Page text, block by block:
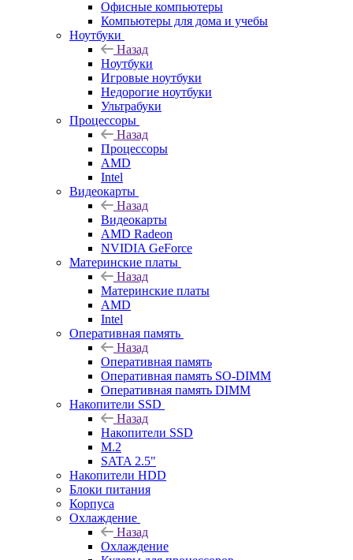
Офисные компьютеры
Компьютеры для дома и учебы
Ноутбуки
Назад
Ноутбуки
Игровые ноутбуки
Недорогие ноутбуки
Ультрабуки
Процессоры
Назад
Процессоры
AMD
Intel
Видеокарты
Назад
Видеокарты
AMD Radeon
NVIDIA GeForce
Материнские платы
Назад
Материнские платы
AMD
Intel
Оперативная память
Назад
Оперативная память
Оперативная память SO-DIMM
Оперативная память DIMM
Накопители SSD
Назад
Накопители SSD
M.2
SATA 2.5"
Накопители HDD
Блоки питания
Корпуса
Охлаждение
Назад
Охлаждение